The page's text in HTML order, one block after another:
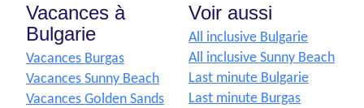
Vacances à
Bulgarie
Vacances Burgas
Vacances Sunny Beach
Vacances Golden Sands
Voir aussi
All inclusive Bulgarie
All inclusive Sunny Beach
Last minute Bulgarie
Last minute Burgas